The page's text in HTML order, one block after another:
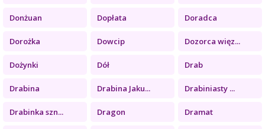
Donżuan Dopłata Doradca
Dorożka Dowcip Dozorca więz...
Dożynki Dół Drab
Drabina Drabina Jaku... Drabiniasty ...
Drabinka szn... Dragon Dramat